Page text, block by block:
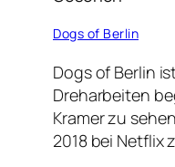
Dogs of Berlin
Dogs of Berlin
Dreharbeiten
Kramer zu
2018 bei Netflix